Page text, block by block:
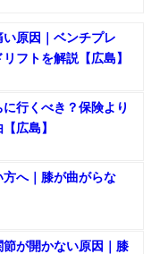
原因｜ベンチプレ
フトを解説【広島】
行くべき？保険より
広島】
方へ｜膝が曲がらな
が開かない原因｜膝